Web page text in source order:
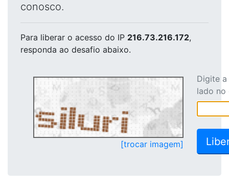
conosco.
Para liberar o acesso do IP 216.73.216.172,
responda ao desafio abaixo.
[trocar imagem]
Digite
lado no